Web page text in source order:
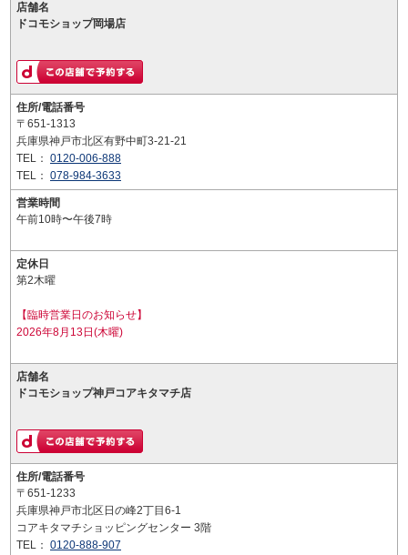
店舗名
ドコモショップ岡場店
住所/電話番号
〒651-1313
兵庫県神戸市北区有野中町3-21-21
TEL： 0120-006-888
TEL： 078-984-3633
営業時間
午前10時〜午後7時
定休日
第2木曜
【臨時営業日のお知らせ】
2026年8月13日(木曜)
店舗名
ドコモショップ神戸コアキタマチ店
住所/電話番号
〒651-1233
兵庫県神戸市北区日の峰2丁目6-1
コアキタマチショッピングセンター 3階
TEL： 0120-888-907